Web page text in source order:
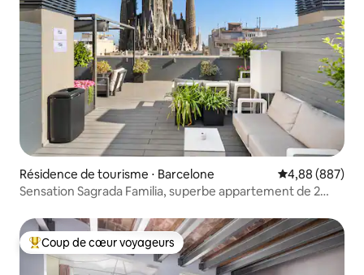
Résidence de tourisme ⋅ Barcelone Évaluation
4,88 (887)
Sensation Sagrada Familia, superbe appartement de 2
Coups de cœur voyageurs les plus appréciés
Coup de cœur voyageurs